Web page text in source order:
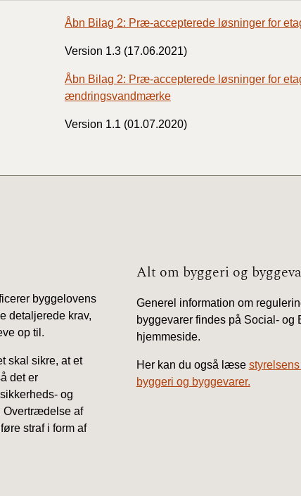
Åbn Bilag 2: Præ-accepterede løsninger for
Version 1.3 (17.06.2021)
Åbn Bilag 2: Præ-accepterede løsninger for
ændringsvandmærke
Version 1.1 (01.07.2020)
byggelovens
detaljerede krav,
op til.
skal sikre, at et
det er
og
Overtrædelse af
straf i form af
Alt om byggeri og
Generel information om
byggevarer findes på Social- og
hjemmeside.
Her kan du også læse
byggeri og byggevarer.